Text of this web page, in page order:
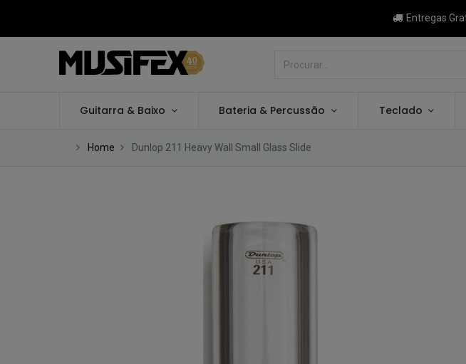
Entregas
Guitarra & Baixo Bateria & Percussão Teclado
Home Dunlop 211 Heavy Wall Small Glass Slide